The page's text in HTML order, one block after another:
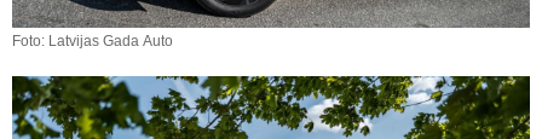
Foto: Latvijas Gada Auto